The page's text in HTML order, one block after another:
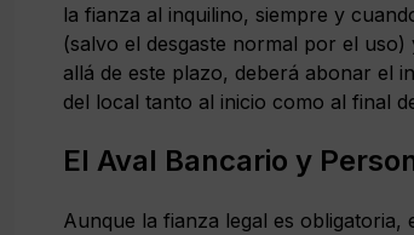
la fianza al inquilino, siempre y
(salvo el desgaste normal por el
allá de este plazo, deberá abonar el
del local tanto al inicio como al final
El Aval Bancario y
Aunque la fianza legal es obligatoria,